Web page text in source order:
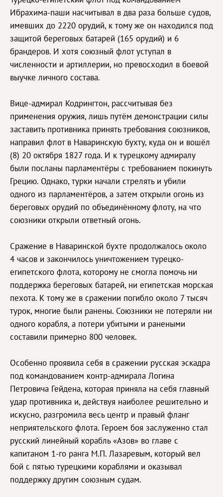
Ибрахима-паши насчитывал в два раза больше судов,
имевших до 2220 орудий, к тому же он находился под
защитой береговых батарей (165 орудий) и 6
брандеров. И хотя союзный флот уступал в
численности и артиллерии, но превосходил в боевой
выучке личного состава.
Вице-адмирал Кодрингтон, рассчитывая без
применения оружия, лишь путём демонстрации силы
заставить противника принять требования союзников,
направил флот в Наваринскую бухту, куда он и вошёл
(8) 20 октября 1827 года. И к турецкому адмиралу
были посланы парламентёры с требованием покинуть
Грецию. Однако, турки начали стрелять и убили
одного из парламентёров, а затем открыли огонь из
береговых орудий по объединённому флоту, на что
союзники открыли ответный огонь.
Сражение в Наваринской бухте продолжалось около
4 часов и закончилось уничтожением турецко-
египетского флота, которому не смогла помочь ни
поддержка береговых батарей, ни египетская морская
пехота. К тому же в сражении погибло около 7 тысяч
турок, многие были ранены. Союзники не потеряли ни
одного корабля, а потери убитыми и ранеными
составили примерно 800 человек.
Особенно проявила себя в сражении русская эскадра
под командованием контр-адмирала Логина
Петровича Гейдена, которая приняла на себя главный
удар противника и, действуя наиболее решительно и
искусно, разгромила весь центр и правый фланг
неприятельского флота. Героем боя заслуженно стал
русский линейный корабль «Азов» во главе с
капитаном 1-го ранга М.П. Лазаревым, который вел
бой с пятью турецкими кораблями и оказывал
поддержку другим союзным судам.